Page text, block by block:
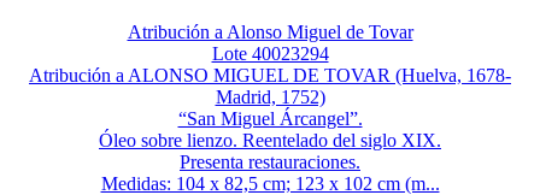
Atribución a Alonso Miguel de Tovar
Lote 40023294
Atribución a ALONSO MIGUEL DE TOVAR (Huelva, 1678-
Madrid, 1752)
“San Miguel Árcangel”.
Óleo sobre lienzo. Reentelado del siglo XIX.
Presenta restauraciones.
Medidas: 104 x 82,5 cm; 123 x 102 cm (m...